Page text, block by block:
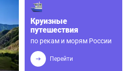
Круизные
путешествия
по рекам и морям России
Перейти